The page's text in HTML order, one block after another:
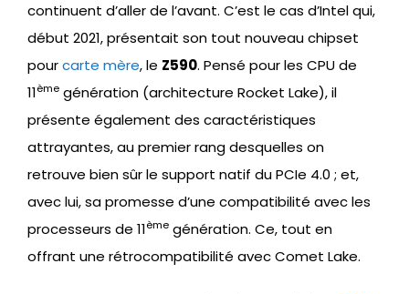
continuent d’aller de l’avant. C’est le cas d’Intel qui,
début 2021, présentait son tout nouveau chipset
pourcarte mère, le Z590. Pensé pour les CPU de
11ème génération (architecture Rocket Lake), il
présente également des caractéristiques
attrayantes, au premier rang desquelles on
retrouve bien sûr le support natif du PCIe 4.0 ; et,
avec lui, sa promesse d’une compatibilité avec les
processeurs de 11ème génération. Ce, tout en
offrant une rétrocompatibilité avec Comet Lake.